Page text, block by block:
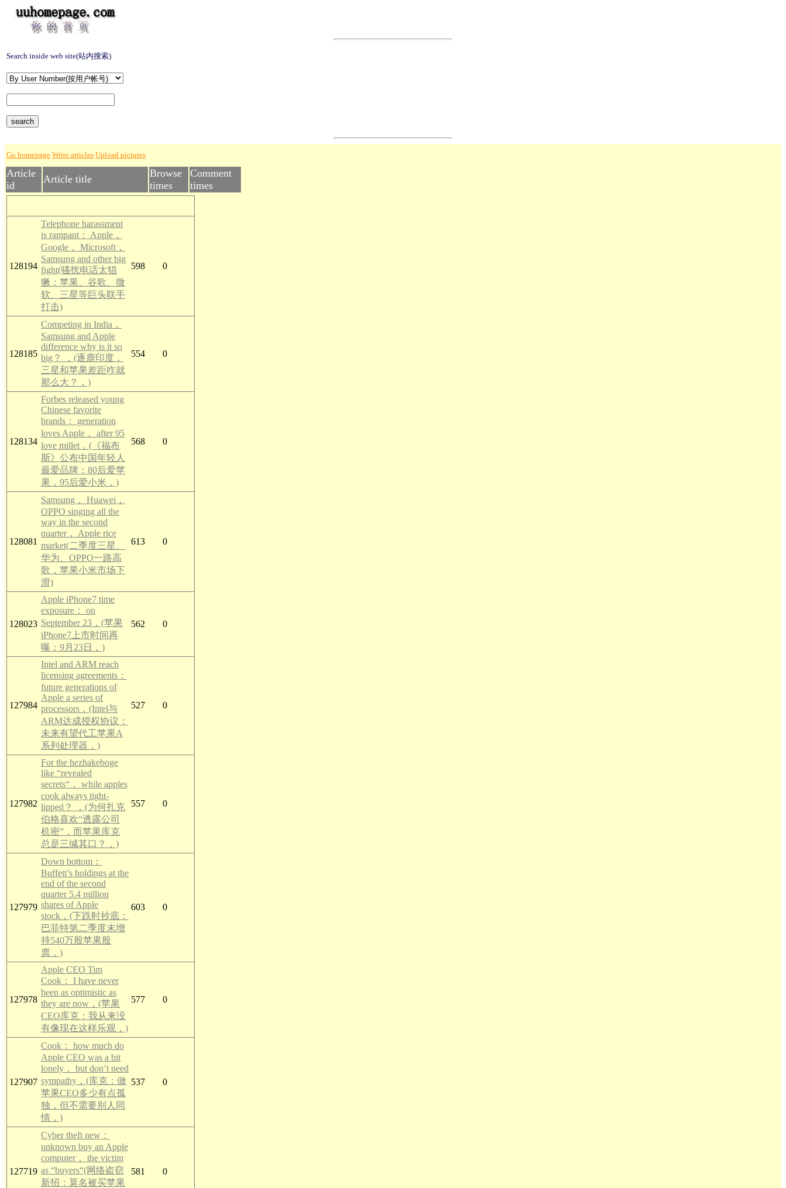
Search inside web site(站内搜索)
Go homepage Write articles Upload pictures
Article
id
Article title
Browse
times
Comment
times
128194
Telephone harassment
is rampant： Apple，
Google， Microsoft，
Samsung and other big
fight(骚扰电话太猖
獗：苹果、谷歌、微
软、三星等巨头联手
打击)
598 0
128185
Competing in India，
Samsung and Apple
difference why is it so
big？ ，(逐鹿印度，
三星和苹果差距咋就
那么大？，)
554 0
128134
Forbes released young
Chinese favorite
brands： generation
loves Apple， after 95
love millet，(《福布
斯》公布中国年轻人
最爱品牌：80后爱苹
果，95后爱小米，)
568 0
128081
Samsung， Huawei，
OPPO singing all the
way in the second
quarter， Apple rice
market(二季度三星、
华为、OPPO一路高
歌，苹果小米市场下
滑)
613 0
128023
Apple iPhone7 time
exposure： on
September 23，(苹果
iPhone7上市时间再
曝：9月23日，)
562 0
127984
Intel and ARM reach
licensing agreements：
future generations of
Apple a series of
processors，(Intel与
ARM达成授权协议：
未来有望代工苹果A
系列处理器，)
527 0
127982
For the hezhakeboge
like “revealed
secrets“， while apples
cook always tight-
lipped？ ，(为何扎克
伯格喜欢“透露公司
机密”，而苹果库克
总是三缄其口？，)
557 0
127979
Down bottom：
Buffett’s holdings at the
end of the second
quarter 5.4 million
shares of Apple
stock，(下跌时抄底：
巴菲特第二季度末增
持540万股苹果股
票，)
603 0
127978
Apple CEO Tim
Cook： I have never
been as optimistic as
they are now，(苹果
CEO库克：我从来没
有像现在这样乐观，)
577 0
127907
Cook： how much do
Apple CEO was a bit
lonely， but don’t need
sympathy，(库克：做
苹果CEO多少有点孤
独，但不需要别人同
情，)
537 0
127719
Cyber theft new：
unknown buy an Apple
computer， the victim
as “buyers“(网络盗窃
新招：莫名被买苹果
581 0